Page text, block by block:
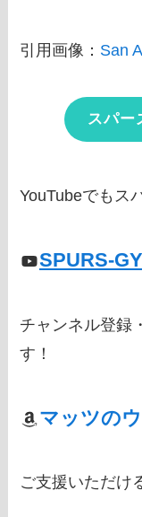
引用画像： San
スパー
YouTubeでもス
SPURS-
チャンネル登録
す！
マッツの
ご支援いただけ